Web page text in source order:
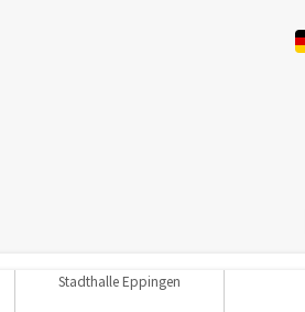
Stadthalle Eppingen